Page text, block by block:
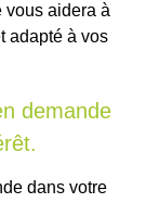
vous aidera à
adapté à vos
demande
dans votre